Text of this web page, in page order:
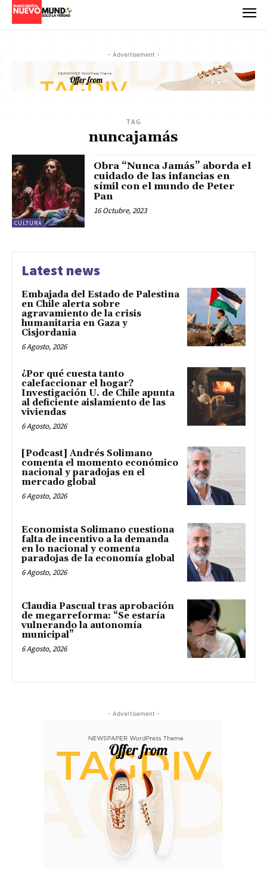
- Advertisement -
TAG
nuncajamás
CULTURA
Obra “Nunca Jamás” aborda el
cuidado de las infancias en
símil con el mundo de Peter
Pan
16 Octubre, 2023
Latest news
Embajada del Estado de Palestina
en Chile alerta sobre
agravamiento de la crisis
humanitaria en Gaza y
Cisjordania
6 Agosto, 2026
¿Por qué cuesta tanto
calefaccionar el hogar?
Investigación U. de Chile apunta
al deficiente aislamiento de las
viviendas
6 Agosto, 2026
[Podcast] Andrés Solimano
comenta el momento económico
nacional y paradojas en el
mercado global
6 Agosto, 2026
Economista Solimano cuestiona
falta de incentivo a la demanda
en lo nacional y comenta
paradojas de la economía global
6 Agosto, 2026
Claudia Pascual tras aprobación
de megarreforma: “Se estaría
vulnerando la autonomía
municipal”
6 Agosto, 2026
- Advertisement -